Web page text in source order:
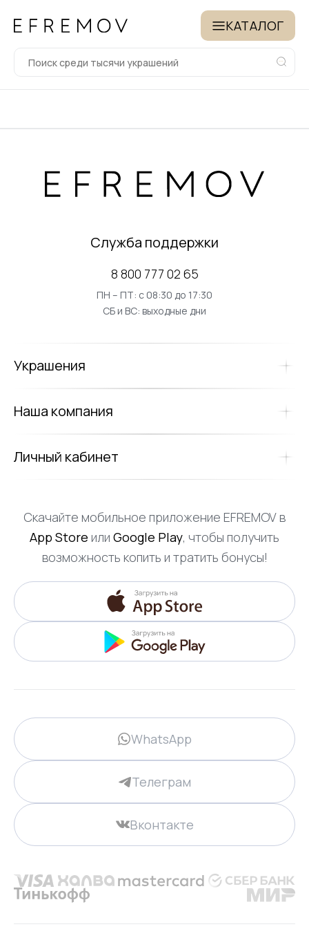
КАТАЛОГ
Служба поддержки
8 800 777 02 65
ПН – ПТ: с 08:30 до 17:30
СБ и ВС: выходные дни
Украшения
Наша компания
Личный кабинет
Скачайте мобильное приложение EFREMOV в
App Store или Google Play, чтобы получить
возможность копить и тратить бонусы!
WhatsApp
Телеграм
Вконтакте